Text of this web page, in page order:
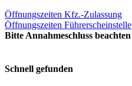
Öffnungszeiten Kfz.-Zulassung
Öffnungszeiten Führerscheinstelle
Bitte Annahmeschluss beachten
Schnell gefunden